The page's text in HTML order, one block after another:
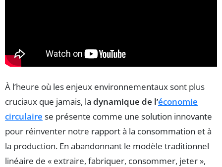
À l’heure où les enjeux environnementaux sont plus
cruciaux que jamais, la dynamique de l’économie
circulaire se présente comme une solution innovante
pour réinventer notre rapport à la consommation et à
la production. En abandonnant le modèle traditionnel
linéaire de « extraire, fabriquer, consommer, jeter »,